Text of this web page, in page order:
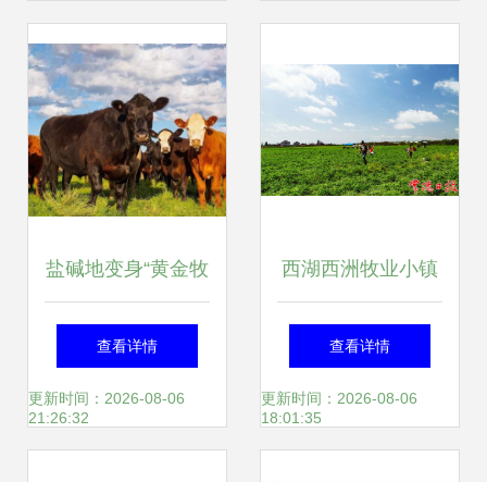
盐碱地变身“黄金牧
场” 探索草地牧业
的高效益发展新模
查看详情
更新时间：2026-08-06
21:26:32
西湖西洲牧业小镇
以特色牧业绘就乡
村振兴新画卷
查看详情
更新时间：2026-08-06
18:01:35